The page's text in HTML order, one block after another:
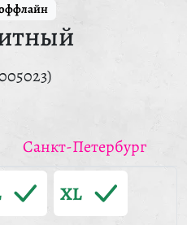
Санкт-Петербург
XL